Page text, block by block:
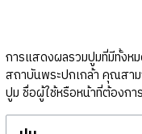
การแสดงผลรวมปูมที่มีทั้งห
สถาบันพระปกเกล้า คุณสาม
ปูม ชื่อผู้ใช้หรือหน้าที่ต้องก